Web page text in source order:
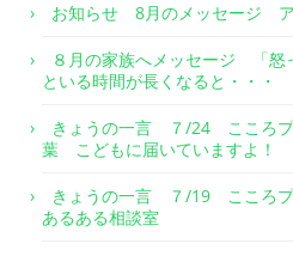
お知らせ 8月のメッセージ ア
８月の家族へメッセージ 「怒
といる時間が長くなると・・・
きょうの一言 ７/24 こころ
葉 こどもに届いていますよ！
きょうの一言 ７/19 こころ
あるある相談室